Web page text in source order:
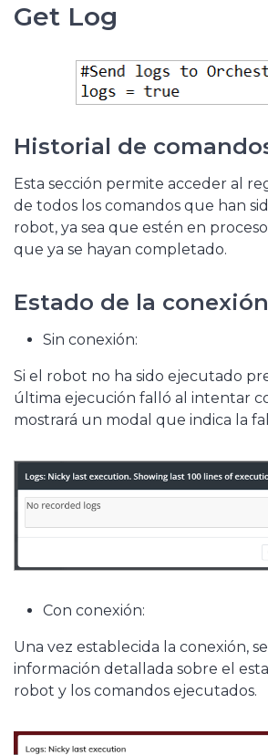
Get Log
Historial de
Esta sección permite acceder al
de todos los comandos que han
robot, ya sea que estén en
que ya se hayan completado.
Estado de la
Sin conexión:
Si el robot no ha sido ejecutado
última ejecución falló al intentar
mostrará un modal que indica la
Con conexión:
Una vez establecida la conexión,
información detallada sobre el
robot y los comandos ejecutados.